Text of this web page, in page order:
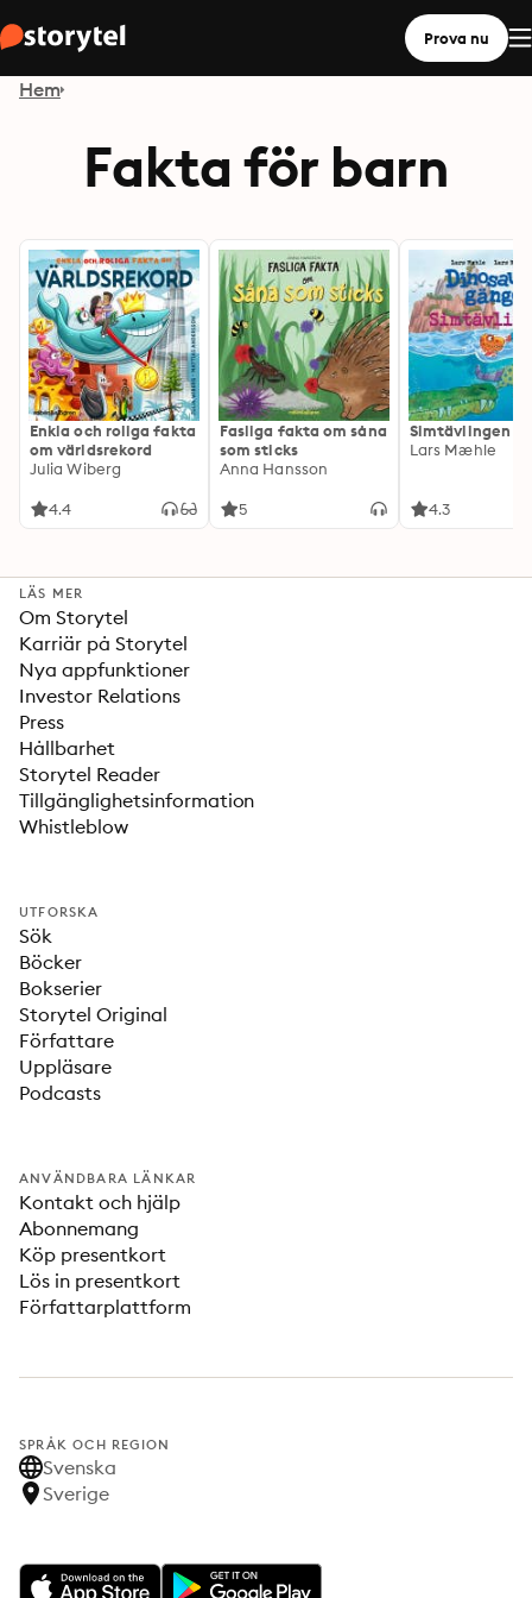
Prova nu
Hem
Fakta för barn
Enkla och roliga fakta
om världsrekord
Julia Wiberg
4.4
Fasliga fakta om såna
som sticks
Anna Hansson
5
Simtävlingen
Lars Mæhle
4.3
LÄS MER
Om Storytel
Karriär på Storytel
Nya appfunktioner
Investor Relations
Press
Hållbarhet
Storytel Reader
Tillgänglighetsinformation
Whistleblow
UTFORSKA
Sök
Böcker
Bokserier
Storytel Original
Författare
Uppläsare
Podcasts
ANVÄNDBARA LÄNKAR
Kontakt och hjälp
Abonnemang
Köp presentkort
Lös in presentkort
Författarplattform
SPRÅK OCH REGION
Svenska
Sverige